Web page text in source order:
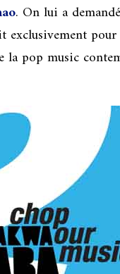
. On lui a
pop music